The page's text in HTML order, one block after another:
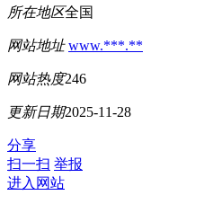
所在地区全国
网站地址 www.***.**
网站热度246
更新日期2025-11-28
分享
扫一扫 举报
进入网站